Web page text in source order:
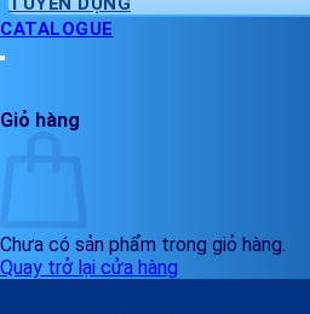
CATALOGUE
Giỏ hàng
Chưa có sản phẩm trong giỏ hàng.
Quay trở lại cửa hàng